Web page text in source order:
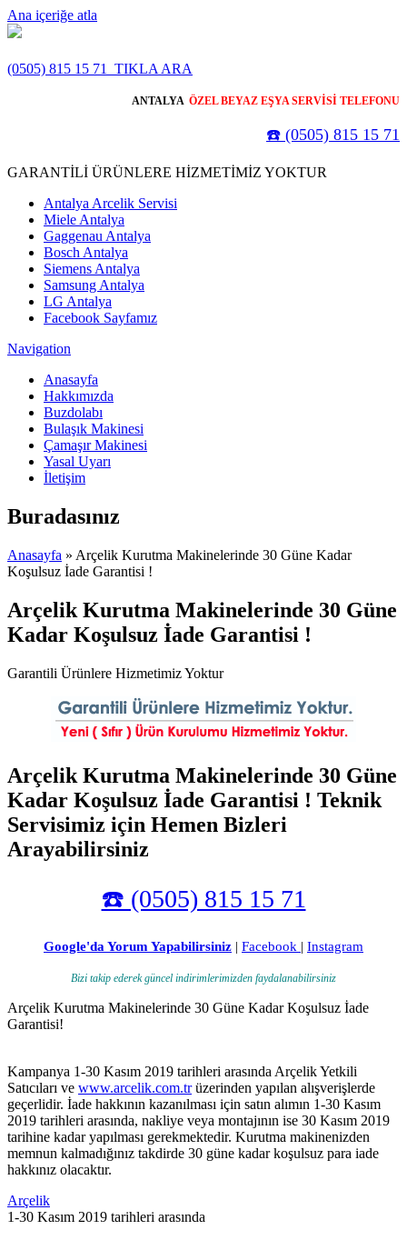
Ana içeriğe atla
(0505) 815 15 71 TIKLA ARA
ANTALYA ÖZEL BEYAZ EŞYA SERVİSİ TELEFONU
☎️ (0505) 815 15 71
GARANTİLİ ÜRÜNLERE HİZMETİMİZ YOKTUR
Antalya Arcelik Servisi
Miele Antalya
Gaggenau Antalya
Bosch Antalya
Siemens Antalya
Samsung Antalya
LG Antalya
Facebook Sayfamız
Navigation
Anasayfa
Hakkımızda
Buzdolabı
Bulaşık Makinesi
Çamaşır Makinesi
Yasal Uyarı
İletişim
Buradasınız
Anasayfa » Arçelik Kurutma Makinelerinde 30 Güne Kadar
Koşulsuz İade Garantisi !
Arçelik Kurutma Makinelerinde 30 Güne
Kadar Koşulsuz İade Garantisi !
Garantili Ürünlere Hizmetimiz Yoktur
Arçelik Kurutma Makinelerinde 30 Güne
Kadar Koşulsuz İade Garantisi ! Teknik
Servisimiz için Hemen Bizleri
Arayabilirsiniz
☎️ (0505) 815 15 71
Google'da Yorum Yapabilirsiniz | Facebook | Instagram
Bizi takip ederek güncel indirimlerimizden faydalanabilirsiniz
Arçelik Kurutma Makinelerinde 30 Güne Kadar Koşulsuz İade
Garantisi!
Kampanya 1-30 Kasım 2019 tarihleri arasında Arçelik Yetkili
Satıcıları ve www.arcelik.com.trüzerinden yapılan alışverişlerde
geçerlidir. İade hakkının kazanılması için satın alımın 1-30 Kasım
2019 tarihleri arasında, nakliye veya montajının ise 30 Kasım 2019
tarihine kadar yapılması gerekmektedir. Kurutma makinenizden
memnun kalmadığınız takdirde 30 güne kadar koşulsuz para iade
hakkınız olacaktır.
Arçelik
1-30 Kasım 2019 tarihleri arasında